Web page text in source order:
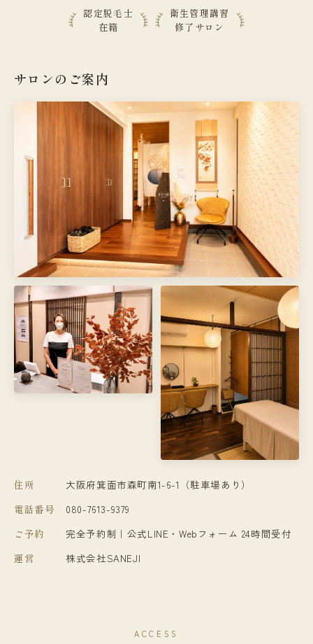
認定脱毛士
在籍
衛生管理講習
修了サロン
サロンのご案内
住所
大阪府箕面市森町南1-6-1（駐車場あり）
電話番号
080-7613-9379
ご予約
完全予約制｜公式LINE・Webフォーム 24時間受付
運営
株式会社SANEJI
ACCESS